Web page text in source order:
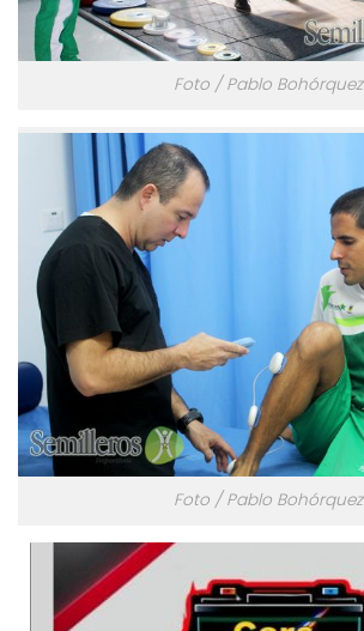
Foto / Pablo Bohórquez
Foto / Pablo Bohórquez